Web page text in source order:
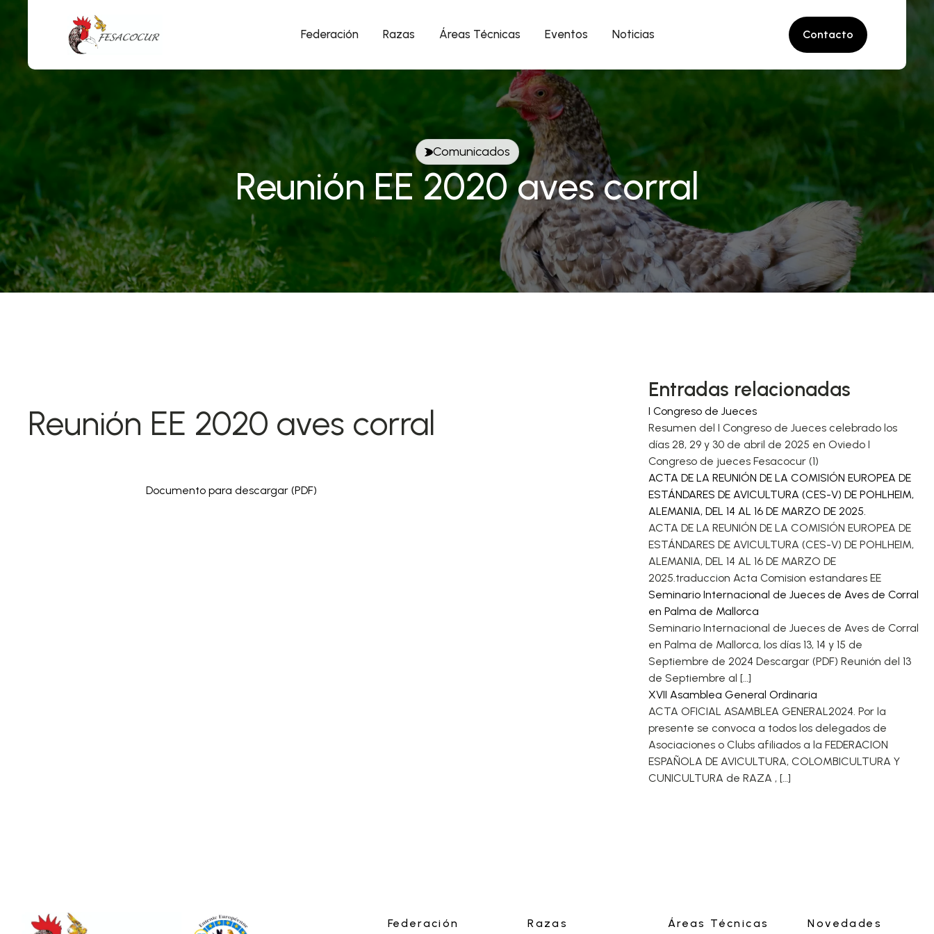
Federación Razas Áreas Técnicas Eventos Noticias Contacto
Comunicados
Reunión EE 2020 aves corral
Reunión EE 2020 aves corral
Documento para descargar (PDF)
Entradas relacionadas
I Congreso de Jueces
Resumen del I Congreso de Jueces celebrado los
días 28, 29 y 30 de abril de 2025 en Oviedo I
Congreso de jueces Fesacocur (1)
ACTA DE LA REUNIÓN DE LA COMISIÓN EUROPEA DE
ESTÁNDARES DE AVICULTURA (CES-V) DE POHLHEIM,
ALEMANIA, DEL 14 AL 16 DE MARZO DE 2025.
ACTA DE LA REUNIÓN DE LA COMISIÓN EUROPEA DE
ESTÁNDARES DE AVICULTURA (CES-V) DE POHLHEIM,
ALEMANIA, DEL 14 AL 16 DE MARZO DE
2025.traduccion Acta Comision estandares EE
Seminario Internacional de Jueces de Aves de Corral
en Palma de Mallorca
Seminario Internacional de Jueces de Aves de Corral
en Palma de Mallorca, los días 13, 14 y 15 de
Septiembre de 2024 Descargar (PDF) Reunión del 13
de Septiembre al […]
XVII Asamblea General Ordinaria
ACTA OFICIAL ASAMBLEA GENERAL2024. Por la
presente se convoca a todos los delegados de
Asociaciones o Clubs afiliados a la FEDERACION
ESPAÑOLA DE AVICULTURA, COLOMBICULTURA Y
CUNICULTURA de RAZA , […]
Federación Razas Áreas Técnicas Novedades